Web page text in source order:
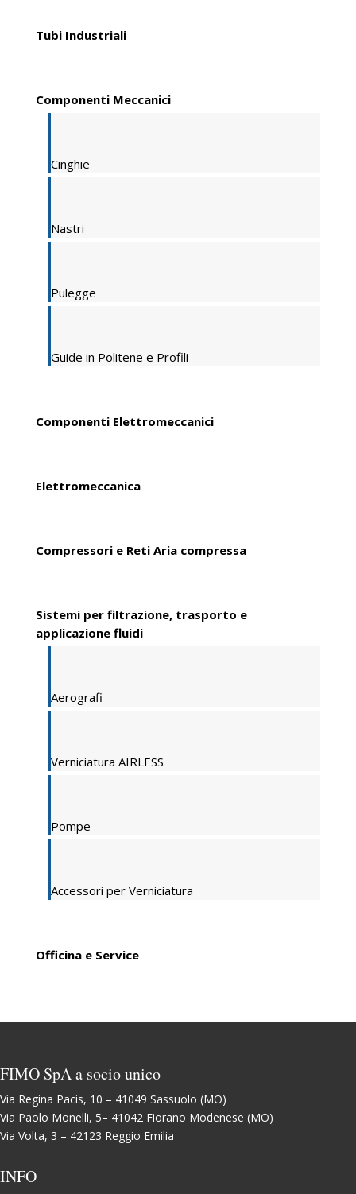
Tubi Industriali
Componenti Meccanici
Cinghie
Nastri
Pulegge
Guide in Politene e Profili
Componenti Elettromeccanici
Elettromeccanica
Compressori e Reti Aria compressa
Sistemi per filtrazione, trasporto e
applicazione fluidi
Aerografi
Verniciatura AIRLESS
Pompe
Accessori per Verniciatura
Officina e Service
FIMO SpA a socio unico
Via Regina Pacis, 10 – 41049 Sassuolo (MO)
Via Paolo Monelli, 5– 41042 Fiorano Modenese (MO)
Via Volta, 3 – 42123 Reggio Emilia
INFO